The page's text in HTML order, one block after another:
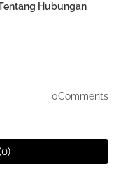
Hubungan
0Comments